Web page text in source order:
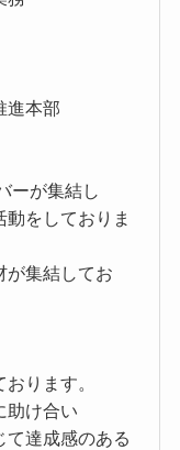
進本部
ーが集結し
をしておりま
が集結してお
ります。
助け合い
て達成感のある